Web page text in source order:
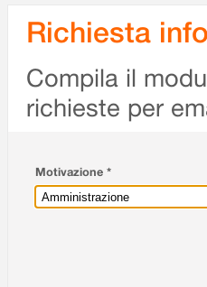
Richiesta
Compila il
richieste per
Motivazione *